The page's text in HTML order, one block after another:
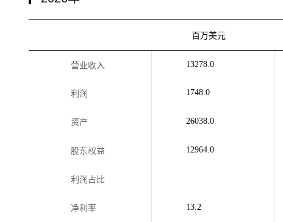
百万美元
营业收入 13278.0
利润 1748.0
资产 26038.0
股东权益 12964.0
利润占比
净利率 13.2